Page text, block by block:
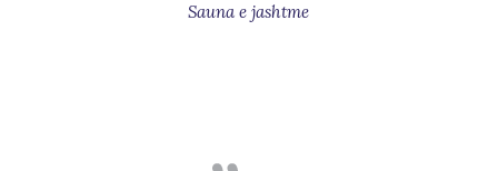
Sauna e jashtme